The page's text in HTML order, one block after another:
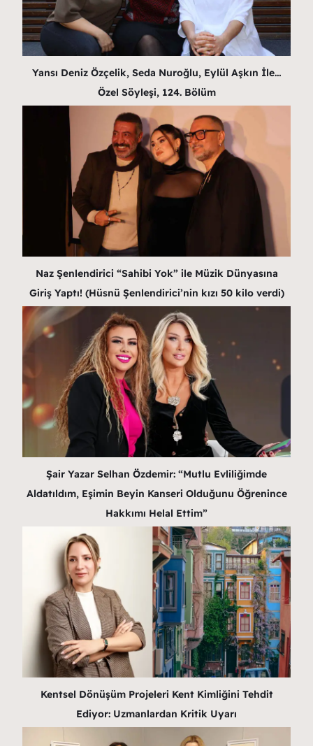
Yansı Deniz Özçelik, Seda Nuroğlu, Eylül Aşkın İle…
Özel Söyleşi, 124. Bölüm
Naz Şenlendirici “Sahibi Yok” ile Müzik Dünyasına
Giriş Yaptı! (Hüsnü Şenlendirici’nin kızı 50 kilo verdi)
Şair Yazar Selhan Özdemir: “Mutlu Evliliğimde
Aldatıldım, Eşimin Beyin Kanseri Olduğunu Öğrenince
Hakkımı Helal Ettim”
Kentsel Dönüşüm Projeleri Kent Kimliğini Tehdit
Ediyor: Uzmanlardan Kritik Uyarı